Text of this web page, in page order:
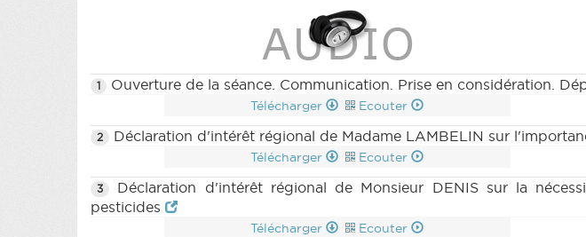
RES 1171 n3 (2018-2019) (PDF)
|CRI 5 (2018-2019) (PDF)
1 Ouverture de la séance. Communication. Prise en considération.
Télécharger Ecouter
2 Déclaration d'intérêt régional de Madame LAMBELIN sur
Télécharger Ecouter
3
Déclaration d'intérêt régional de Monsieur DENIS sur la
pesticides
Télécharger Ecouter